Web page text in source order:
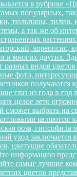
в рубрике
популярных,
тюльпаны, лилии,
а так же об
кореопсис,
и многих других.
разных видов
фото,
получаются
глаз из года в год
целое лето
сможет выбрать на
являются:
роза, гипсофила
уход заключается
цветущие
информацию
самые лучшие
цветов